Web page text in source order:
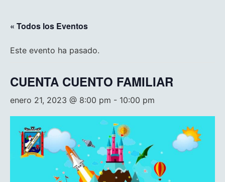
« Todos los Eventos
Este evento ha pasado.
CUENTA CUENTO FAMILIAR
enero 21, 2023 @ 8:00 pm - 10:00 pm